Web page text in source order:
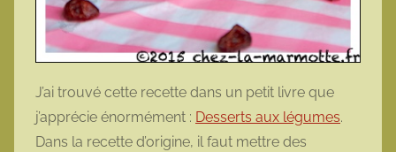
J’ai trouvé cette recette dans un petit livre que
j’apprécie énormément : Desserts aux légumes.
Dans la recette d’origine, il faut mettre des